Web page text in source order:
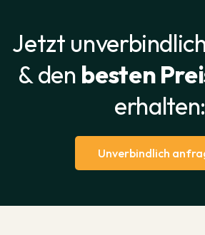
Jetzt
& den besten
erhalten:
Unverbindlich